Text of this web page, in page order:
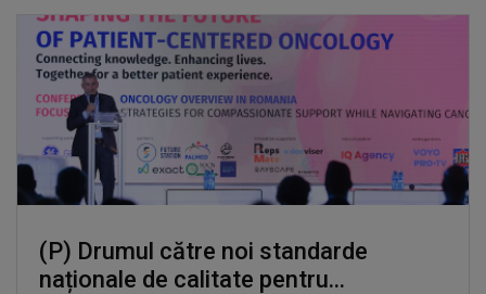
(P) Drumul către noi standarde
naționale de calitate pentru...